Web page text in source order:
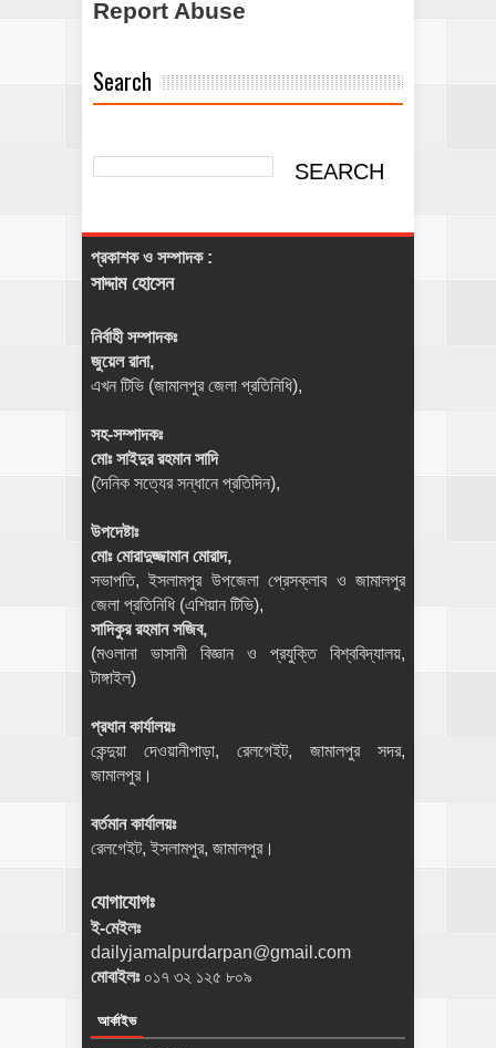
Report Abuse
Search
প্রকাশক ও সম্পাদক :
সাদ্দাম হোসেন
নির্বাহী সম্পাদকঃ
জুয়েল রানা,
এখন টিভি (জামালপুর জেলা প্রতিনিধি),
সহ-সম্পাদকঃ
মোঃ সাইদুর রহমান সাদি
(দৈনিক সত্যের সন্ধানে প্রতিদিন),
উপদেষ্টাঃ
মোঃ মোরাদুজ্জামান মোরাদ,
সভাপতি, ইসলামপুর উপজেলা প্রেসক্লাব ও জামালপুর
জেলা প্রতিনিধি (এশিয়ান টিভি),
সাদিকুর রহমান সজিব,
(মওলানা ভাসানী বিজ্ঞান ও প্রযুক্তি বিশ্ববিদ্যালয়,
টাঙ্গাইল)
প্রধান কার্যালয়ঃ
কেন্দুয়া দেওয়ানীপাড়া, রেলগেইট, জামালপুর সদর,
জামালপুর।
বর্তমান কার্যালয়ঃ
রেলগেইট, ইসলামপুর, জামালপুর।
যোগাযোগঃ
ই-মেইলঃ
dailyjamalpurdarpan@gmail.com
মোবাইলঃ ০১৭ ৩২ ১২৫ ৮০৯
আর্কাইভ